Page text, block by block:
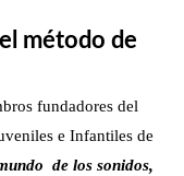
método de
fundadores del
e Infantiles de
de los sonidos,